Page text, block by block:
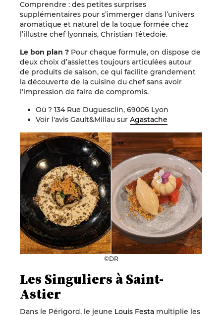
Comprendre : des petites surprises
supplémentaires pour s’immerger dans l’univers
aromatique et naturel de la toque formée chez
l’illustre chef lyonnais, Christian Têtedoie.
Le bon plan ? Pour chaque formule, on dispose de
deux choix d’assiettes toujours articulées autour
de produits de saison, ce qui facilite grandement
la découverte de la cuisine du chef sans avoir
l’impression de faire de compromis.
Où ? 134 Rue Duguesclin, 69006 Lyon
Voir l'avis Gault&Millau sur Agastache
©DR
Les Singuliers à Saint-
Astier
Dans le Périgord, le jeune Louis Festa multiplie les